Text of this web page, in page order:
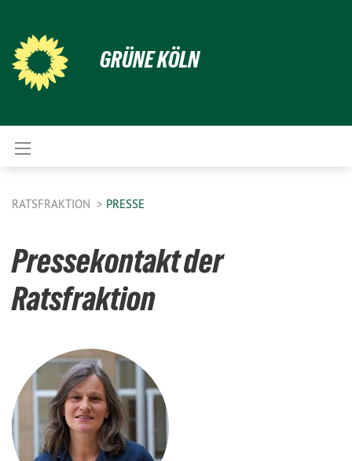
GRÜNE KÖLN
RATSFRAKTION PRESSE
Pressekontakt der
Ratsfraktion